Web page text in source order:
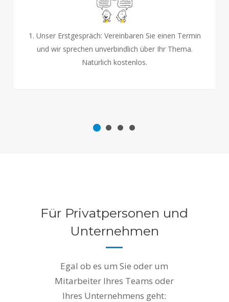
1. Unser Erstgespräch: Vereinbaren Sie einen Termin
und wir sprechen unverbindlich über Ihr Thema.
Natürlich kostenlos.
Für Privatpersonen und
Unternehmen
Egal ob es um Sie oder um
Mitarbeiter Ihres Teams oder
Ihres Unternehmens geht: